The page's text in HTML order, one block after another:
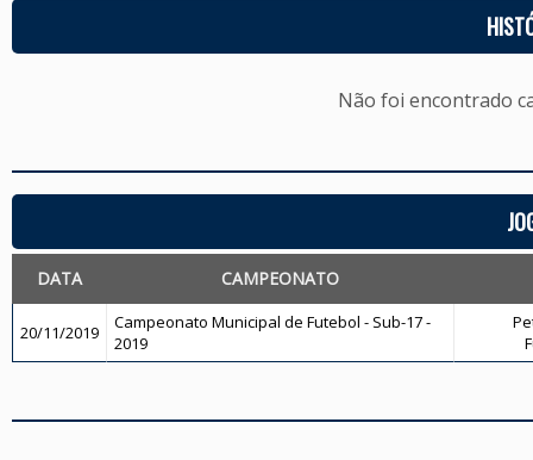
Não foi encontrado
DATA CAMPEONATO
20/11/2019
Campeonato Municipal de Futebol - Sub-17 -
2019